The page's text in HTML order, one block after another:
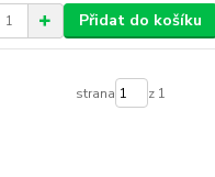
Přidat do košíku
strana z 1